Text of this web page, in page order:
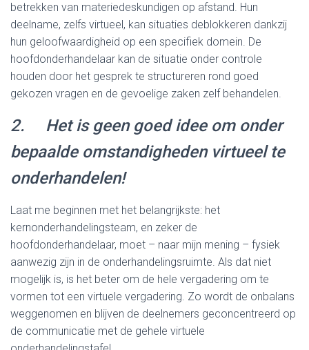
betrekken van materiedeskundigen op afstand. Hun
deelname, zelfs virtueel, kan situaties deblokkeren dankzij
hun geloofwaardigheid op een specifiek domein. De
hoofdonderhandelaar kan de situatie onder controle
houden door het gesprek te structureren rond goed
gekozen vragen en de gevoelige zaken zelf behandelen.
2. Het is geen goed idee om onder
bepaalde omstandigheden virtueel te
onderhandelen!
Laat me beginnen met het belangrijkste: het
kernonderhandelingsteam, en zeker de
hoofdonderhandelaar, moet – naar mijn mening – fysiek
aanwezig zijn in de onderhandelingsruimte. Als dat niet
mogelijk is, is het beter om de hele vergadering om te
vormen tot een virtuele vergadering. Zo wordt de onbalans
weggenomen en blijven de deelnemers geconcentreerd op
de communicatie met de gehele virtuele